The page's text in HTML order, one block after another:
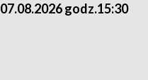
07.08.2026 godz.15:30